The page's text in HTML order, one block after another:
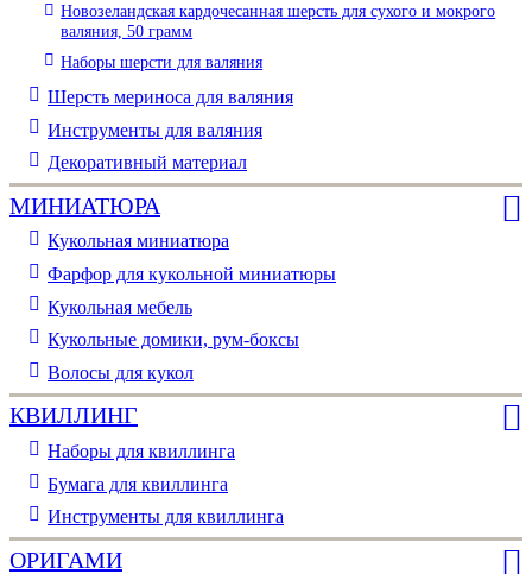
Новозеландская кардочесанная шерсть для сухого и мокрого
валяния, 50 грамм
Наборы шерсти для валяния
Шерсть мериноса для валяния
Инструменты для валяния
Декоративный материал
МИНИАТЮРА
Кукольная миниатюра
Фарфор для кукольной миниатюры
Кукольная мебель
Кукольные домики, рум-боксы
Волосы для кукол
КВИЛЛИНГ
Наборы для квиллинга
Бумага для квиллинга
Инструменты для квиллинга
ОРИГАМИ